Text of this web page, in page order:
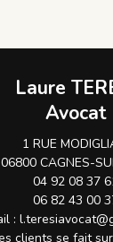
Laure
Avocat
1 RUE
06800 CAGNES-
04 92 08 37
06 82 43 00
:
clients se fait